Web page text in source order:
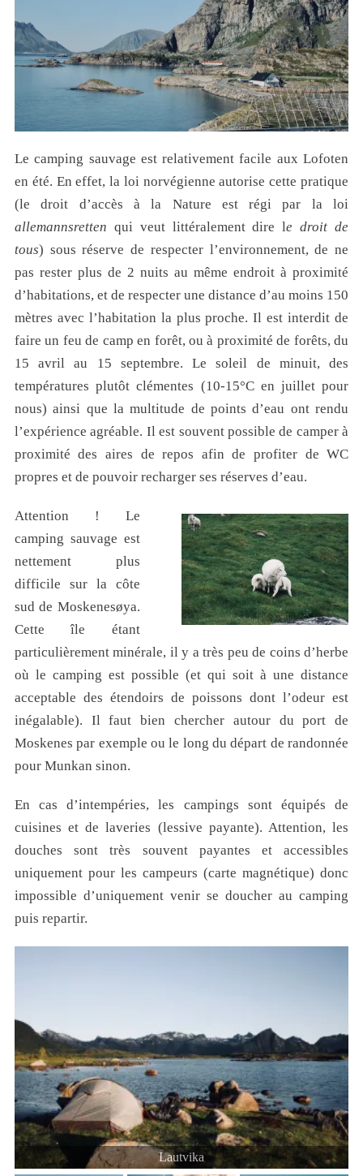
Le camping sauvage est relativement facile aux Lofoten
en été. En effet, la loi norvégienne autorise cette pratique
(le droit d’accès à la Nature est régi par la loi
allemannsretten qui veut littéralement dire le droit de
tous) sous réserve de respecter l’environnement, de ne
pas rester plus de 2 nuits au même endroit à proximité
d’habitations, et de respecter une distance d’au moins 150
mètres avec l’habitation la plus proche. Il est interdit de
faire un feu de camp en forêt, ou à proximité de forêts, du
15 avril au 15 septembre. Le soleil de minuit, des
températures plutôt clémentes (10-15°C en juillet pour
nous) ainsi que la multitude de points d’eau ont rendu
l’expérience agréable. Il est souvent possible de camper à
proximité des aires de repos afin de profiter de WC
propres et de pouvoir recharger ses réserves d’eau.
Attention ! Le
camping sauvage est
nettement plus
difficile sur la côte
sud de Moskenesøya.
Cette île étant
particulièrement minérale, il y a très peu de coins d’herbe
où le camping est possible (et qui soit à une distance
acceptable des étendoirs de poissons dont l’odeur est
inégalable). Il faut bien chercher autour du port de
Moskenes par exemple ou le long du départ de randonnée
pour Munkan sinon.
En cas d’intempéries, les campings sont équipés de
cuisines et de laveries (lessive payante). Attention, les
douches sont très souvent payantes et accessibles
uniquement pour les campeurs (carte magnétique) donc
impossible d’uniquement venir se doucher au camping
puis repartir.
Lautvika